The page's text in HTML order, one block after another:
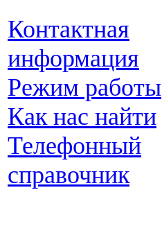
Контактная
информация
Режим работы
Как нас найти
Телефонный
справочник